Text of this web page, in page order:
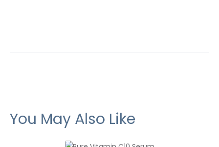
You May Also Like